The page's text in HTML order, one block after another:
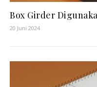
Box Girder
20 Juni 2024